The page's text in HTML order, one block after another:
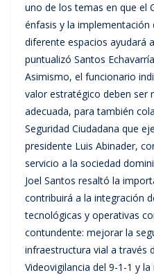
uno de los temas en que el
énfasis y la implementación
diferente espacios ayudará
puntualizó Santos
Asimismo, el funcionario
valor estratégico deben ser
adecuada, para también
Seguridad Ciudadana que
presidente Luis Abinader,
servicio a la sociedad
Joel Santos resaltó la
contribuirá a la integración
tecnológicas y operativas
contundente: mejorar la
infraestructura vial a través
Videovigilancia del 9-1-1 y